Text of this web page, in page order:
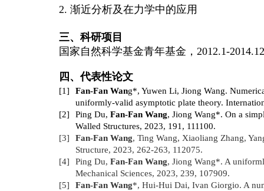
2. 渐近分析及在力学中的应用
三、科研项目
国家自然科学基金青年基金， 2012.1-2014.12
四、代表性论文
[1] Fan-Fan Wang*, Yuwen Li, Jiong Wang.
uniformly-valid asymptotic plate theory.
[2]
Ping Du, Fan-Fan Wang, Jiong Wang*. On a
Walled Structures, 2023, 191, 111100.
[3]
Fan-Fan Wang, Ting Wang, Xiaoliang Zhang,
Structure, 2023, 262-263, 112075.
[4]
Ping Du, Fan-Fan Wang, Jiong Wang*. A
Mechanical Sciences, 2023, 239, 107909.
[5]
Fan-Fan Wang*, Hui-Hui Dai, Ivan Giorgio. A